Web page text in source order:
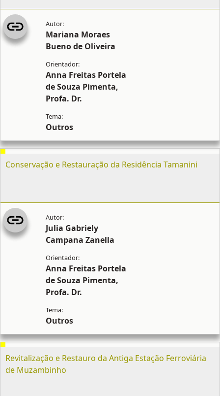
Mariana Moraes
Bueno de Oliveira
Anna Freitas Portela
de Souza Pimenta,
Profa. Dr.
Outros
Conservação e Restauração da Residência Tamanini
Julia Gabriely
Campana Zanella
Anna Freitas Portela
de Souza Pimenta,
Profa. Dr.
Outros
Revitalização e Restauro da Antiga Estação Ferroviária
de Muzambinho